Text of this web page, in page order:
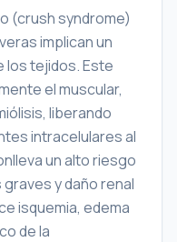
(crush syndrome)
implican un
los tejidos. Este
el muscular,
liberando
intracelulares al
un alto riesgo
y daño renal
isquemia, edema
de la